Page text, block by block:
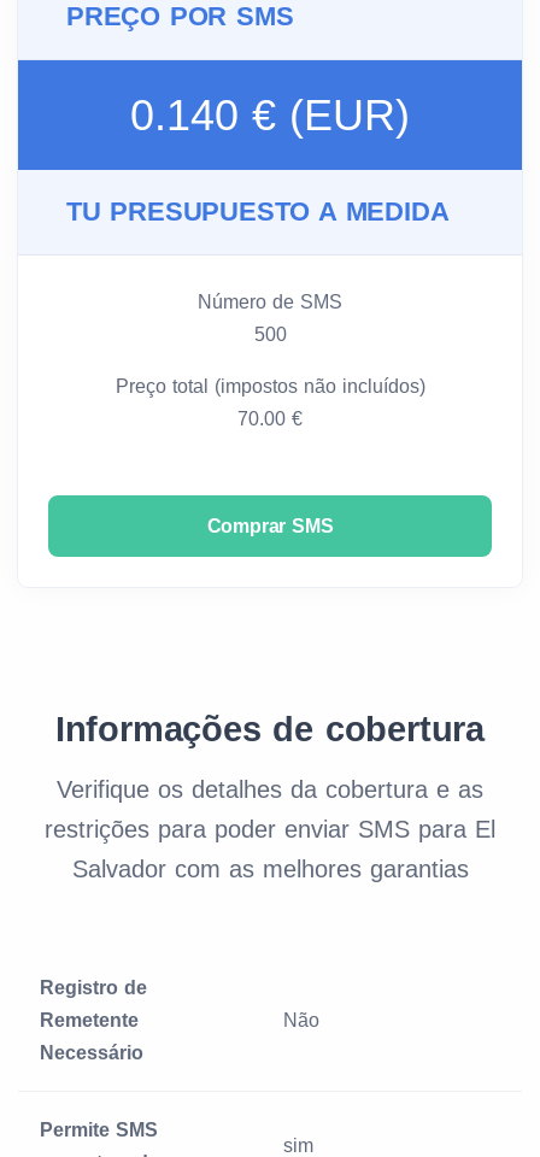
PREÇO POR SMS
0.140 € (EUR)
TU PRESUPUESTO A MEDIDA
Número de SMS
500
Preço total (impostos não incluídos)
70.00 €
Comprar SMS
Informações de cobertura
Verifique os detalhes da cobertura e as
restrições para poder enviar SMS para El
Salvador com as melhores garantias
Registro de
Remetente
Necessário
Não
Permite SMS
sim